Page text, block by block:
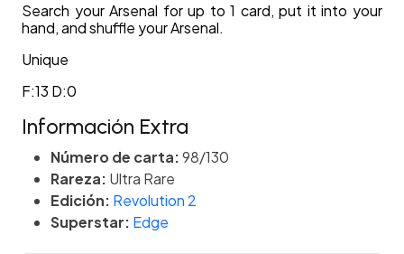
Search your Arsenal for up to 1 card, put it into your
hand, and shuffle your Arsenal.
Unique
F:13 D:0
Información Extra
Número de carta:98/130
Rareza: Ultra Rare
Edición: Revolution 2
Superstar: Edge